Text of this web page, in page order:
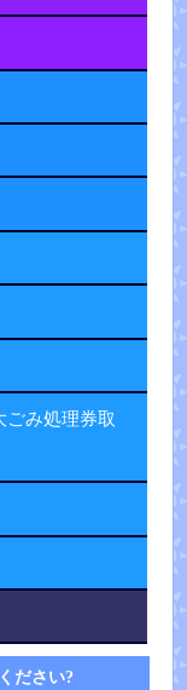
み処理券取
ださい?